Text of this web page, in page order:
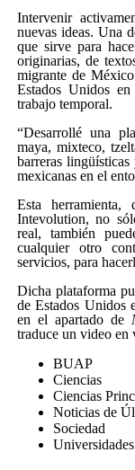
Intervenir
nuevas ideas. Una
que sirve para
originarias, de
migrante de
Estados Unidos
trabajo temporal.
“Desarrollé una
maya, mixteco,
barreras
mexicanas en el
Esta
Intevolution, no
real, también
cualquier otro
servicios, para
Dicha plataforma
de Estados Unidos
en el apartado de
traduce un video en
BUAP
Ciencias
Ciencias
Noticias de
Sociedad
Universidades